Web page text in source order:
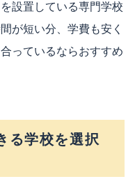
設置している専門学校
が短い分、学費も安く
っているならおすすめ
る学校を選択